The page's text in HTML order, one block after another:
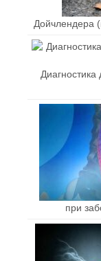
Дойчлендера
Диагностика
при